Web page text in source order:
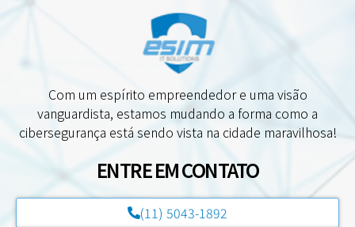
Com um espírito empreendedor e uma visão
vanguardista, estamos mudando a forma como a
cibersegurança está sendo vista na cidade maravilhosa!
ENTRE EM CONTATO
(11) 5043-1892